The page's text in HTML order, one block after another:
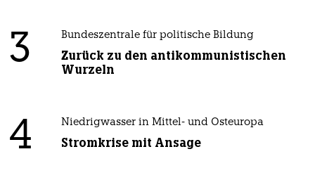
3 Bundeszentrale für politische Bildung
Zurück zu den antikommunistischen
Wurzeln
4 Niedrigwasser in Mittel- und Osteuropa
Stromkrise mit Ansage